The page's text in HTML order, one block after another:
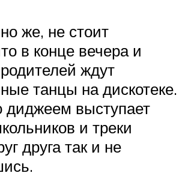
же, не стоит
в конце вечера и
ждут
танцы на дискотеке.
диджеем выступает
и треки
друга так и не